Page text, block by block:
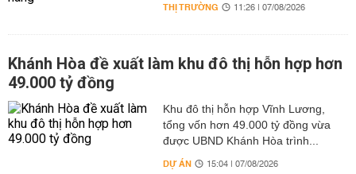
THỊ TRƯỜNG 11:26 | 07/08/2026
Khánh Hòa đề xuất làm khu đô thị hỗn hợp hơn
49.000 tỷ đồng
Khu đô thị hỗn hợp Vĩnh Lương,
tổng vốn hơn 49.000 tỷ đồng vừa
được UBND Khánh Hòa trình...
DỰ ÁN 15:04 | 07/08/2026